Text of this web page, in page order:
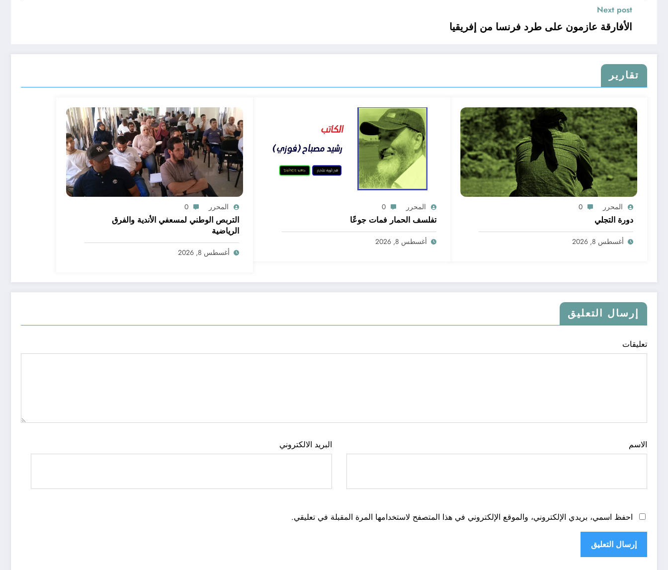
Next post
الأفارقة عازمون على طرد فرنسا من إفريقيا
تقارير
المحرر 0
دورة التجلي
أغسطس 8, 2026
المحرر 0
تفلسف الحمار فمات جوعًا
أغسطس 8, 2026
المحرر 0
التربص الوطني لمسعفي الأندية والفرق
الرياضية
أغسطس 8, 2026
إرسال التعليق
تعليقات
الاسم البريد الالكتروني
احفظ اسمي، بريدي الإلكتروني، والموقع الإلكتروني في هذا المتصفح لاستخدامها المرة المقبلة في تعليقي.